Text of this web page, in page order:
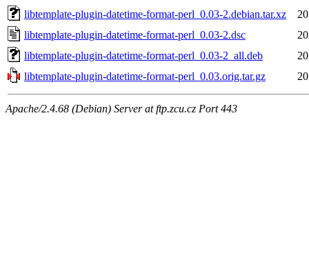
libtemplate-plugin-datetime-format-perl_0.03-2.debian.tar.xz
libtemplate-plugin-datetime-format-perl_0.03-2.dsc
libtemplate-plugin-datetime-format-perl_0.03-2_all.deb
libtemplate-plugin-datetime-format-perl_0.03.orig.tar.gz
Apache/2.4.68 (Debian) Server at ftp.zcu.cz Port 443